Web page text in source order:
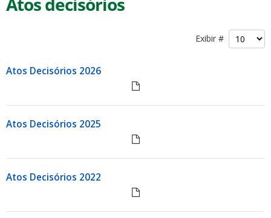
Exibir #
Atos Decisórios 2026
Atos Decisórios 2025
Atos Decisórios 2022